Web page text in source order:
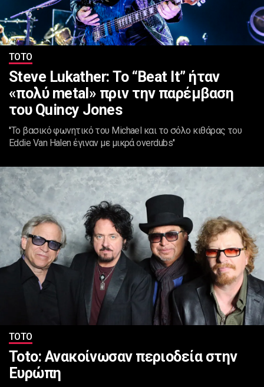
ΤΟΤΟ
Steve Lukather: Το “Beat It” ήταν
«πολύ metal» πριν την παρέμβαση
του Quincy Jones
''Το βασικό φωνητικό του Michael και το σόλο κιθάρας του
Eddie Van Halen έγιναν με μικρά overdubs''
ΤΟΤΟ
Toto: Ανακοίνωσαν περιοδεία στην
Ευρώπη